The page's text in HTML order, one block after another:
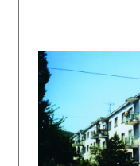
ŠEVEČEK, L. –
galerie ve Zlíně
NOVÁK, Pavel:
1950. Zlín,
248 – 249.
DULLA, Matúš –
Architektúra